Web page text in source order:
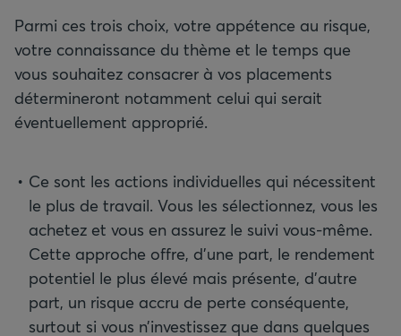
Parmi ces trois choix, votre appétence au risque,
votre connaissance du thème et le temps que
vous souhaitez consacrer à vos placements
détermineront notamment celui qui serait
éventuellement approprié.
Ce sont les actions individuelles qui nécessitent
le plus de travail. Vous les sélectionnez, vous les
achetez et vous en assurez le suivi vous-même.
Cette approche offre, d’une part, le rendement
potentiel le plus élevé mais présente, d’autre
part, un risque accru de perte conséquente,
surtout si vous n’investissez que dans quelques